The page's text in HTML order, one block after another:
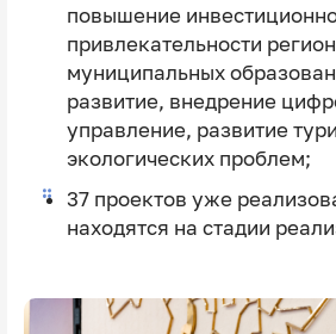
повышение
привлекательности
муниципальных
развитие, внедрение
управление, развитие
экологических проблем;
37 проектов уже
находятся на стадии